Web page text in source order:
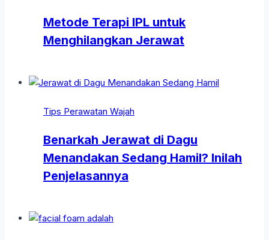
Metode Terapi IPL untuk
Menghilangkan Jerawat
Tips Perawatan Wajah
Benarkah Jerawat di Dagu
Menandakan Sedang Hamil? Inilah
Penjelasannya